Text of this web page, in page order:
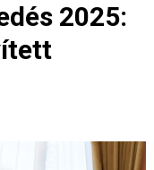
2025: